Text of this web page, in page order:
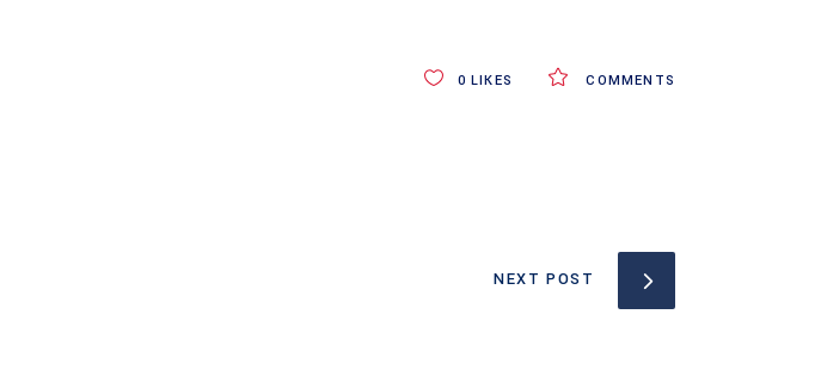
COMMENTS
0 LIKES
NEXT POST